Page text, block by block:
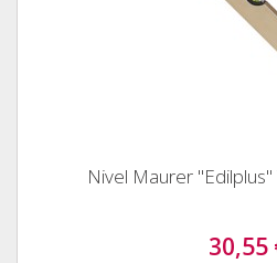
Nivel Maurer
30,55